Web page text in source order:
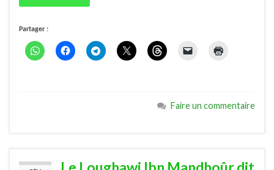
Partager :
Faire un commentaire